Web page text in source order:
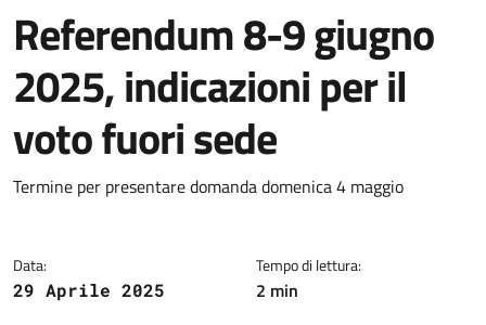
Referendum 8-9 giugno
2025, indicazioni per il
voto fuori sede
Dettagli della notizia
Termine per presentare domanda domenica 4 maggio
Data:
29 Aprile 2025
Tempo di lettura:
2 min